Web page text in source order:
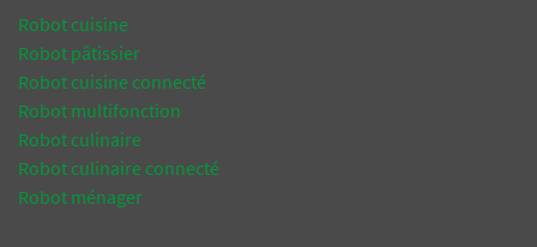
Robot cuisine
Robot pâtissier
Robot cuisine connecté
Robot multifonction
Robot culinaire
Robot culinaire connecté
Robot ménager